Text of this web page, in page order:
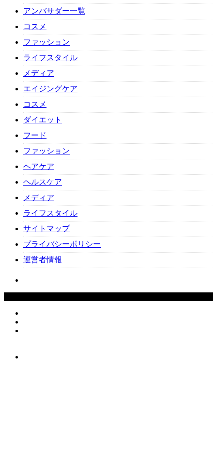
アンバサダー一覧
コスメ
ファッション
ライフスタイル
メディア
エイジングケア
コスメ
ダイエット
フード
ファッション
ヘアケア
ヘルスケア
メディア
ライフスタイル
サイトマップ
プライバシーポリシー
運営者情報